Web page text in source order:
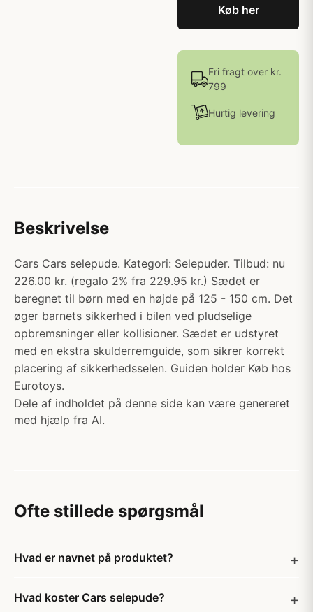
Køb her
Fri fragt over kr.
799
Hurtig levering
Beskrivelse
Cars Cars selepude. Kategori: Selepuder. Tilbud: nu
226.00 kr. (regalo 2% fra 229.95 kr.) Sædet er
beregnet til børn med en højde på 125 - 150 cm. Det
øger barnets sikkerhed i bilen ved pludselige
opbremsninger eller kollisioner. Sædet er udstyret
med en ekstra skulderremguide, som sikrer korrekt
placering af sikkerhedsselen. Guiden holder Køb hos
Eurotoys.
Dele af indholdet på denne side kan være genereret
med hjælp fra AI.
Ofte stillede spørgsmål
Hvad er navnet på produktet?
Hvad koster Cars selepude?